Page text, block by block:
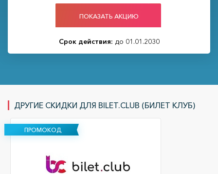
ПОКАЗАТЬ АКЦИЮ
Срок действия: до 01.01.2030
ДРУГИЕ СКИДКИ ДЛЯ BILET.CLUB (БИЛЕТ КЛУБ)
ПРОМОКОД